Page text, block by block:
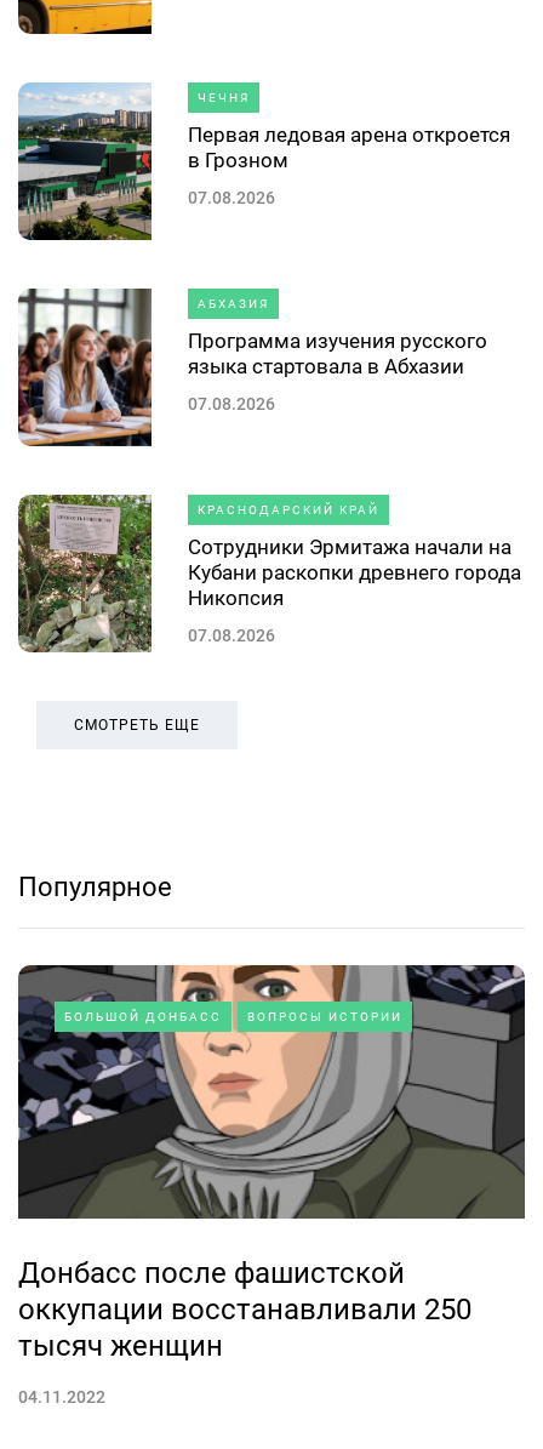
ЧЕЧНЯ
Первая ледовая арена откроется
в Грозном
07.08.2026
АБХАЗИЯ
Программа изучения русского
языка стартовала в Абхазии
07.08.2026
КРАСНОДАРСКИЙ КРАЙ
Сотрудники Эрмитажа начали на
Кубани раскопки древнего города
Никопсия
07.08.2026
СМОТРЕТЬ ЕЩЕ
Популярное
БОЛЬШОЙ ДОНБАСС ВОПРОСЫ ИСТОРИИ
Донбасс после фашистской
оккупации восстанавливали 250
тысяч женщин
04.11.2022